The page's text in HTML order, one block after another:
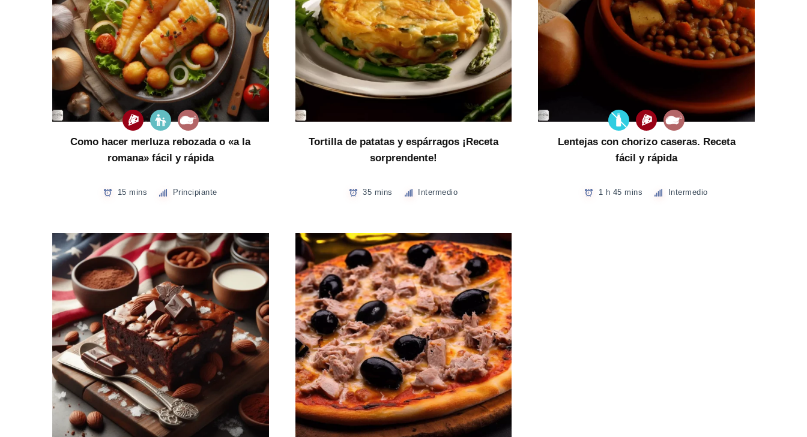
Como hacer merluza rebozada o «a la
romana» fácil y rápida
15 mins Principiante
Tortilla de patatas y espárragos ¡Receta
sorprendente!
35 mins Intermedio
Lentejas con chorizo caseras. Receta
fácil y rápida
1 h 45 mins Intermedio